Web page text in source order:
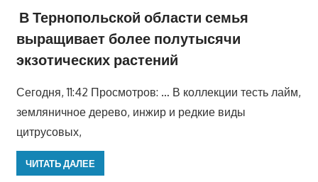
В Тернопольской области семья
выращивает более полутысячи
экзотических растений
Сегодня, 11:42 Просмотров: … В коллекции тесть лайм,
земляничное дерево, инжир и редкие виды
цитрусовых,
ЧИТАТЬ ДАЛЕЕ